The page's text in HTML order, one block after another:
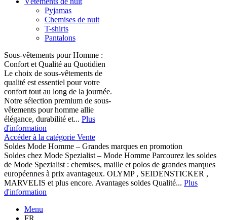
Pyjamas
Chemises de nuit
T-shirts
Pantalons
Sous-vêtements pour Homme :
Confort et Qualité au Quotidien
Le choix de sous-vêtements de
qualité est essentiel pour votre
confort tout au long de la journée.
Notre sélection premium de sous-
vêtements pour homme allie
élégance, durabilité et... Plus
d'information
Accéder à la catégorie Vente
Soldes Mode Homme – Grandes marques en promotion
Soldes chez Mode Spezialist – Mode Homme Parcourez les soldes
de Mode Spezialist : chemises, maille et polos de grandes marques
européennes à prix avantageux. OLYMP , SEIDENSTICKER ,
MARVELIS et plus encore. Avantages soldes Qualité... Plus
d'information
Menu
FR